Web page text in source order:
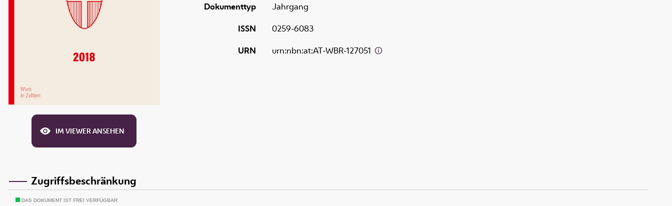
IM VIEWER ANSEHEN
Dokumenttyp
Jahrgang
ISSN
0259-6083
URN
urn:nbn:at:AT-WBR-127051
Zugriffsbeschränkung
DAS DOKUMENT IST FREI VERFÜGBAR